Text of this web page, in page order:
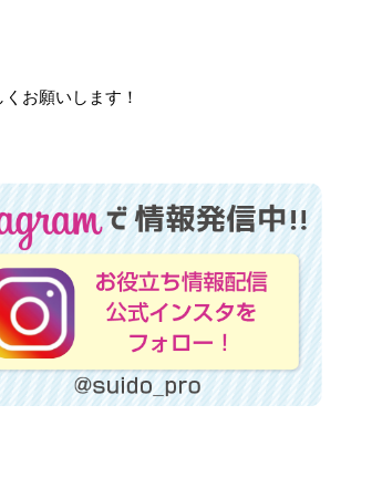
お願いします！